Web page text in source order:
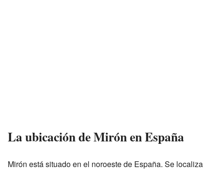
La ubicación de Mirón en España
Mirón está situado en el noroeste de España. Se localiza